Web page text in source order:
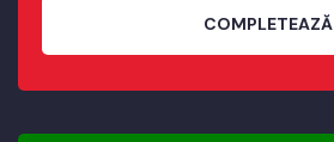
COMPLETEAZĂ